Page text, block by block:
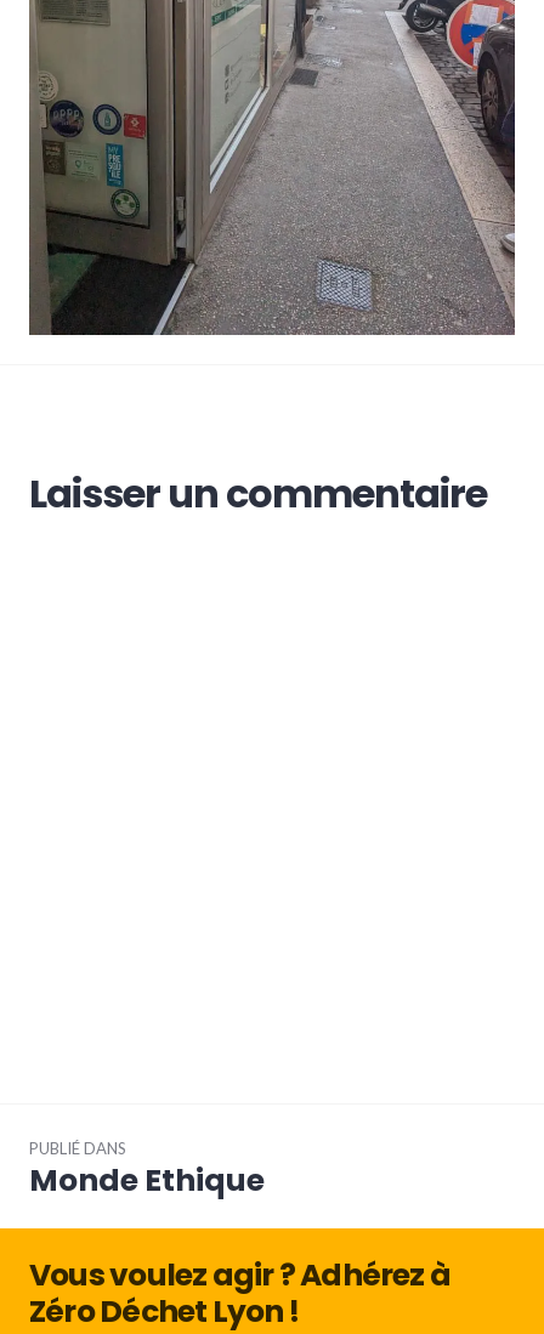
Laisser un commentaire
dePUBLIÉ DANS
Monde Ethique
Vous voulez agir ? Adhérez à
Zéro Déchet Lyon !